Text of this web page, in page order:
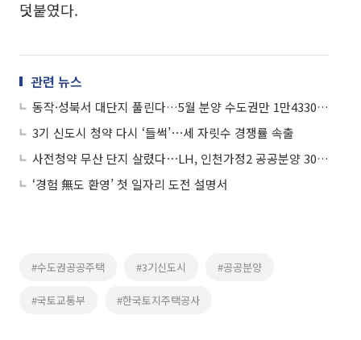
덧붙였다.
관련 뉴스
동작·성북서 대단지 풀린다…5월 분양 수도권만 1만4330가구
3기 신도시 청약 다시 ‘들썩’⋯세 자릿수 경쟁률 속출
사전청약 무산 단지 살렸다⋯LH, 인천가정2 공공분양 308가구 공급
‘경험 無도 환영’ 첫 일자리 도전 설명서
#수도권공공주택 #3기신도시 #공공분양
#국토교통부 #한국토지주택공사